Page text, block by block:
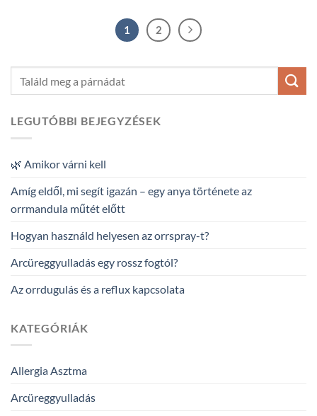
1 2
LEGUTÓBBI BEJEGYZÉSEK
🌿 Amikor várni kell
Amíg eldől, mi segít igazán – egy anya története az
orrmandula műtét előtt
Hogyan használd helyesen az orrspray-t?
Arcüreggyulladás egy rossz fogtól?
Az orrdugulás és a reflux kapcsolata
KATEGÓRIÁK
Allergia Asztma
Arcüreggyulladás